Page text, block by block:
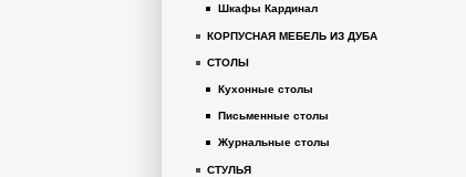
Шкафы Кардинал
КОРПУСНАЯ МЕБЕЛЬ ИЗ ДУБА
СТОЛЫ
Кухонные столы
Письменные столы
Журнальные столы
СТУЛЬЯ